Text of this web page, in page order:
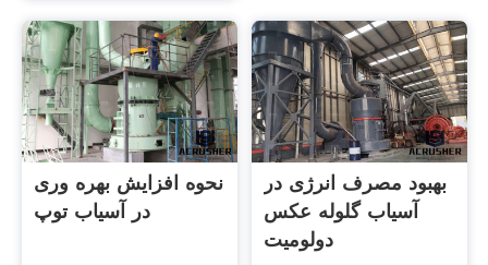
نحوه افزایش بهره وری
در آسیاب توپ
بهبود مصرف انرژی در
آسیاب گلوله عکس
دولومیت